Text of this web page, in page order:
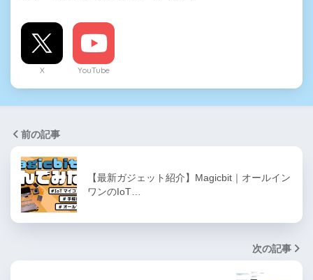
X YouTube
前の記事
【最新ガジェット紹介】Magicbit｜オールイン
ワンのIoT…
次の記事